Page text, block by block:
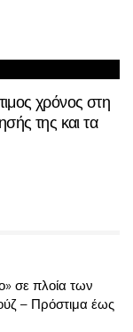
χρόνος στη
της και τα
σε πλοία των
– Πρόστιμα έως